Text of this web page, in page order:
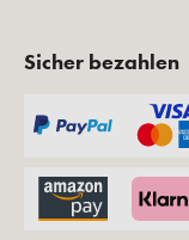
Sicher bezahlen